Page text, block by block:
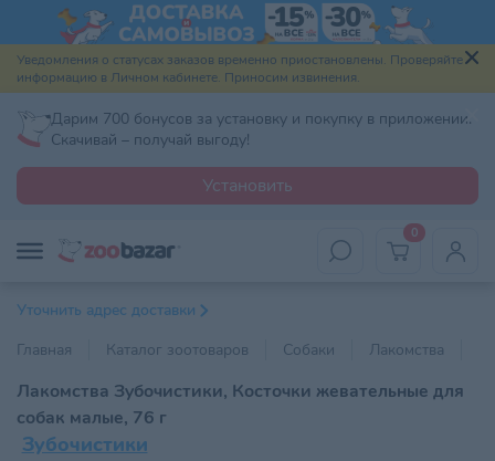
Уведомления о статусах заказов временно приостановлены. Проверяйте
информацию в Личном кабинете. Приносим извинения.
Дарим 700 бонусов за установку и покупку в приложении.
Скачивай – получай выгоду!
Установить
0
Уточнить адрес доставки
Главная
Каталог зоотоваров Собаки Лакомства
Лакомства Зубочистики, Косточки жевательные для
собак малые, 76 г
Зубочистики